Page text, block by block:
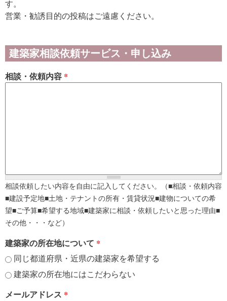
す。
営業・勧誘目的の投稿はご遠慮ください。
建築家相談依頼サービス・申し込み
相談・依頼内容 *
相談依頼したい内容を自由に記入してください。（■相談・依頼内容
■建設予定地■土地・テナントの所有・賃貸状況■建物についての希
望■ご予算■希望する地域■建築家に相談・依頼したいと思った理由■
その他・・・など）
建築家の所在地について *
同じ都道府県・近県の建築家を希望する
建築家の所在地にはこだわらない
メールアドレス *